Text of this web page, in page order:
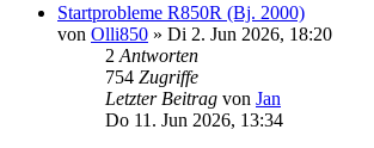
Startprobleme R850R (Bj. 2000)
von Olli850 » Di 2. Jun 2026, 18:20
2 Antworten
754 Zugriffe
Letzter Beitrag von Jan
Do 11. Jun 2026, 13:34